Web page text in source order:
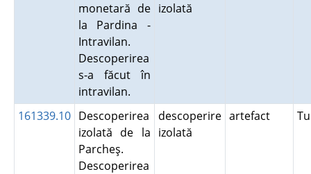
monetară de
la Pardina -
Intravilan.
Descoperirea
s-a făcut în
intravilan.
izolată
161339.10 Descoperirea
izolată de la
Parcheş.
Descoperirea
descoperire
izolată
artefact